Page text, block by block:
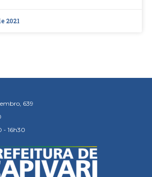
2021
639
- 16h30